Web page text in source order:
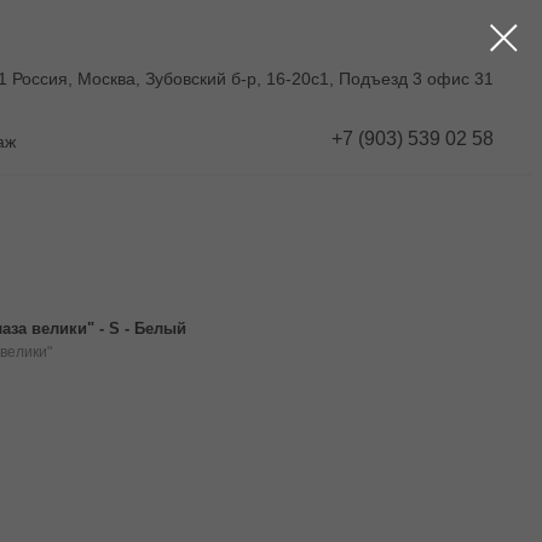
Россия, Москва, Зубовский б-р, 16-20с1, Подъезд 3 офис 31
+7 (903) 539 02 58
велики" - S - Белый